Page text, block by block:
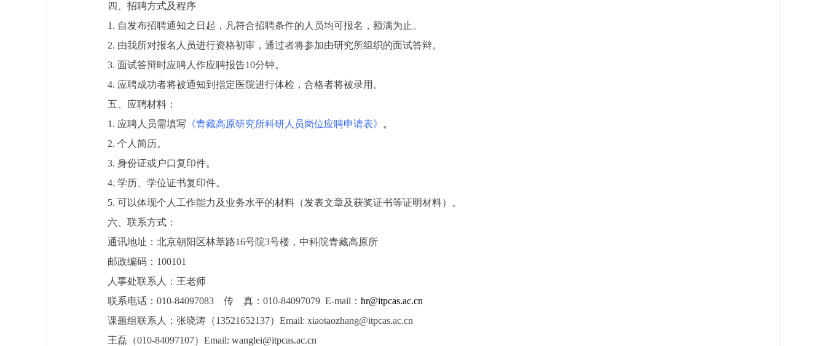
四、招聘方式及程序
1. 自发布招聘通知之日起，凡符合招聘条件的人员均可报名，额满为止。
2. 由我所对报名人员进行资格初审，通过者将参加由研究所组织的面试答辩。
3. 面试答辩时应聘人作应聘报告10分钟。
4. 应聘成功者将被通知到指定医院进行体检，合格者将被录用。
五、应聘材料：
1. 应聘人员需填写 《青藏高原研究所科研人员岗位应聘申请表》
。
2. 个人简历。
3. 身份证或户口复印件。
4. 学历、学位证书复印件。
5. 可以体现个人工作能力及业务水平的材料（发表文章及获奖证书等证明材料）。
六、联系方式：
通讯地址：北京朝阳区林萃路16号院3号楼，中科院青藏高原所
邮政编码： 100101
人事处联系人：王老师
联系电话： 010-84097083 传 真： 010-84097079 E-mail ： hr@itpcas.ac.cn
课题组联系人：张晓涛（13521652137） Email: xiaotaozhang@itpcas.ac.cn
王磊（010-84097107） Email: wanglei@itpcas.ac.cn